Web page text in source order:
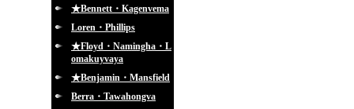
★Bennett・Kagenvema
Loren・Phillips
★Floyd・Namingha・L
omakuyvaya
★Benjamin・Mansfield
Berra・Tawahongva